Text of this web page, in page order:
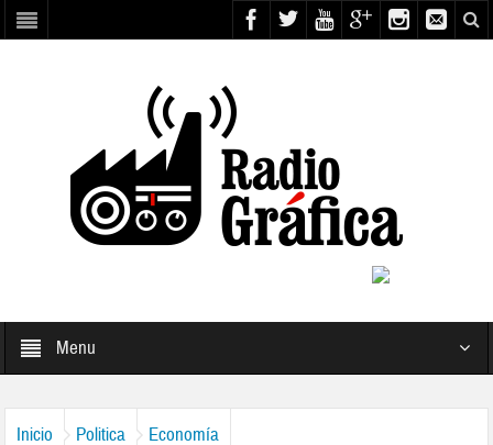
Menu
Inicio Politica Economía